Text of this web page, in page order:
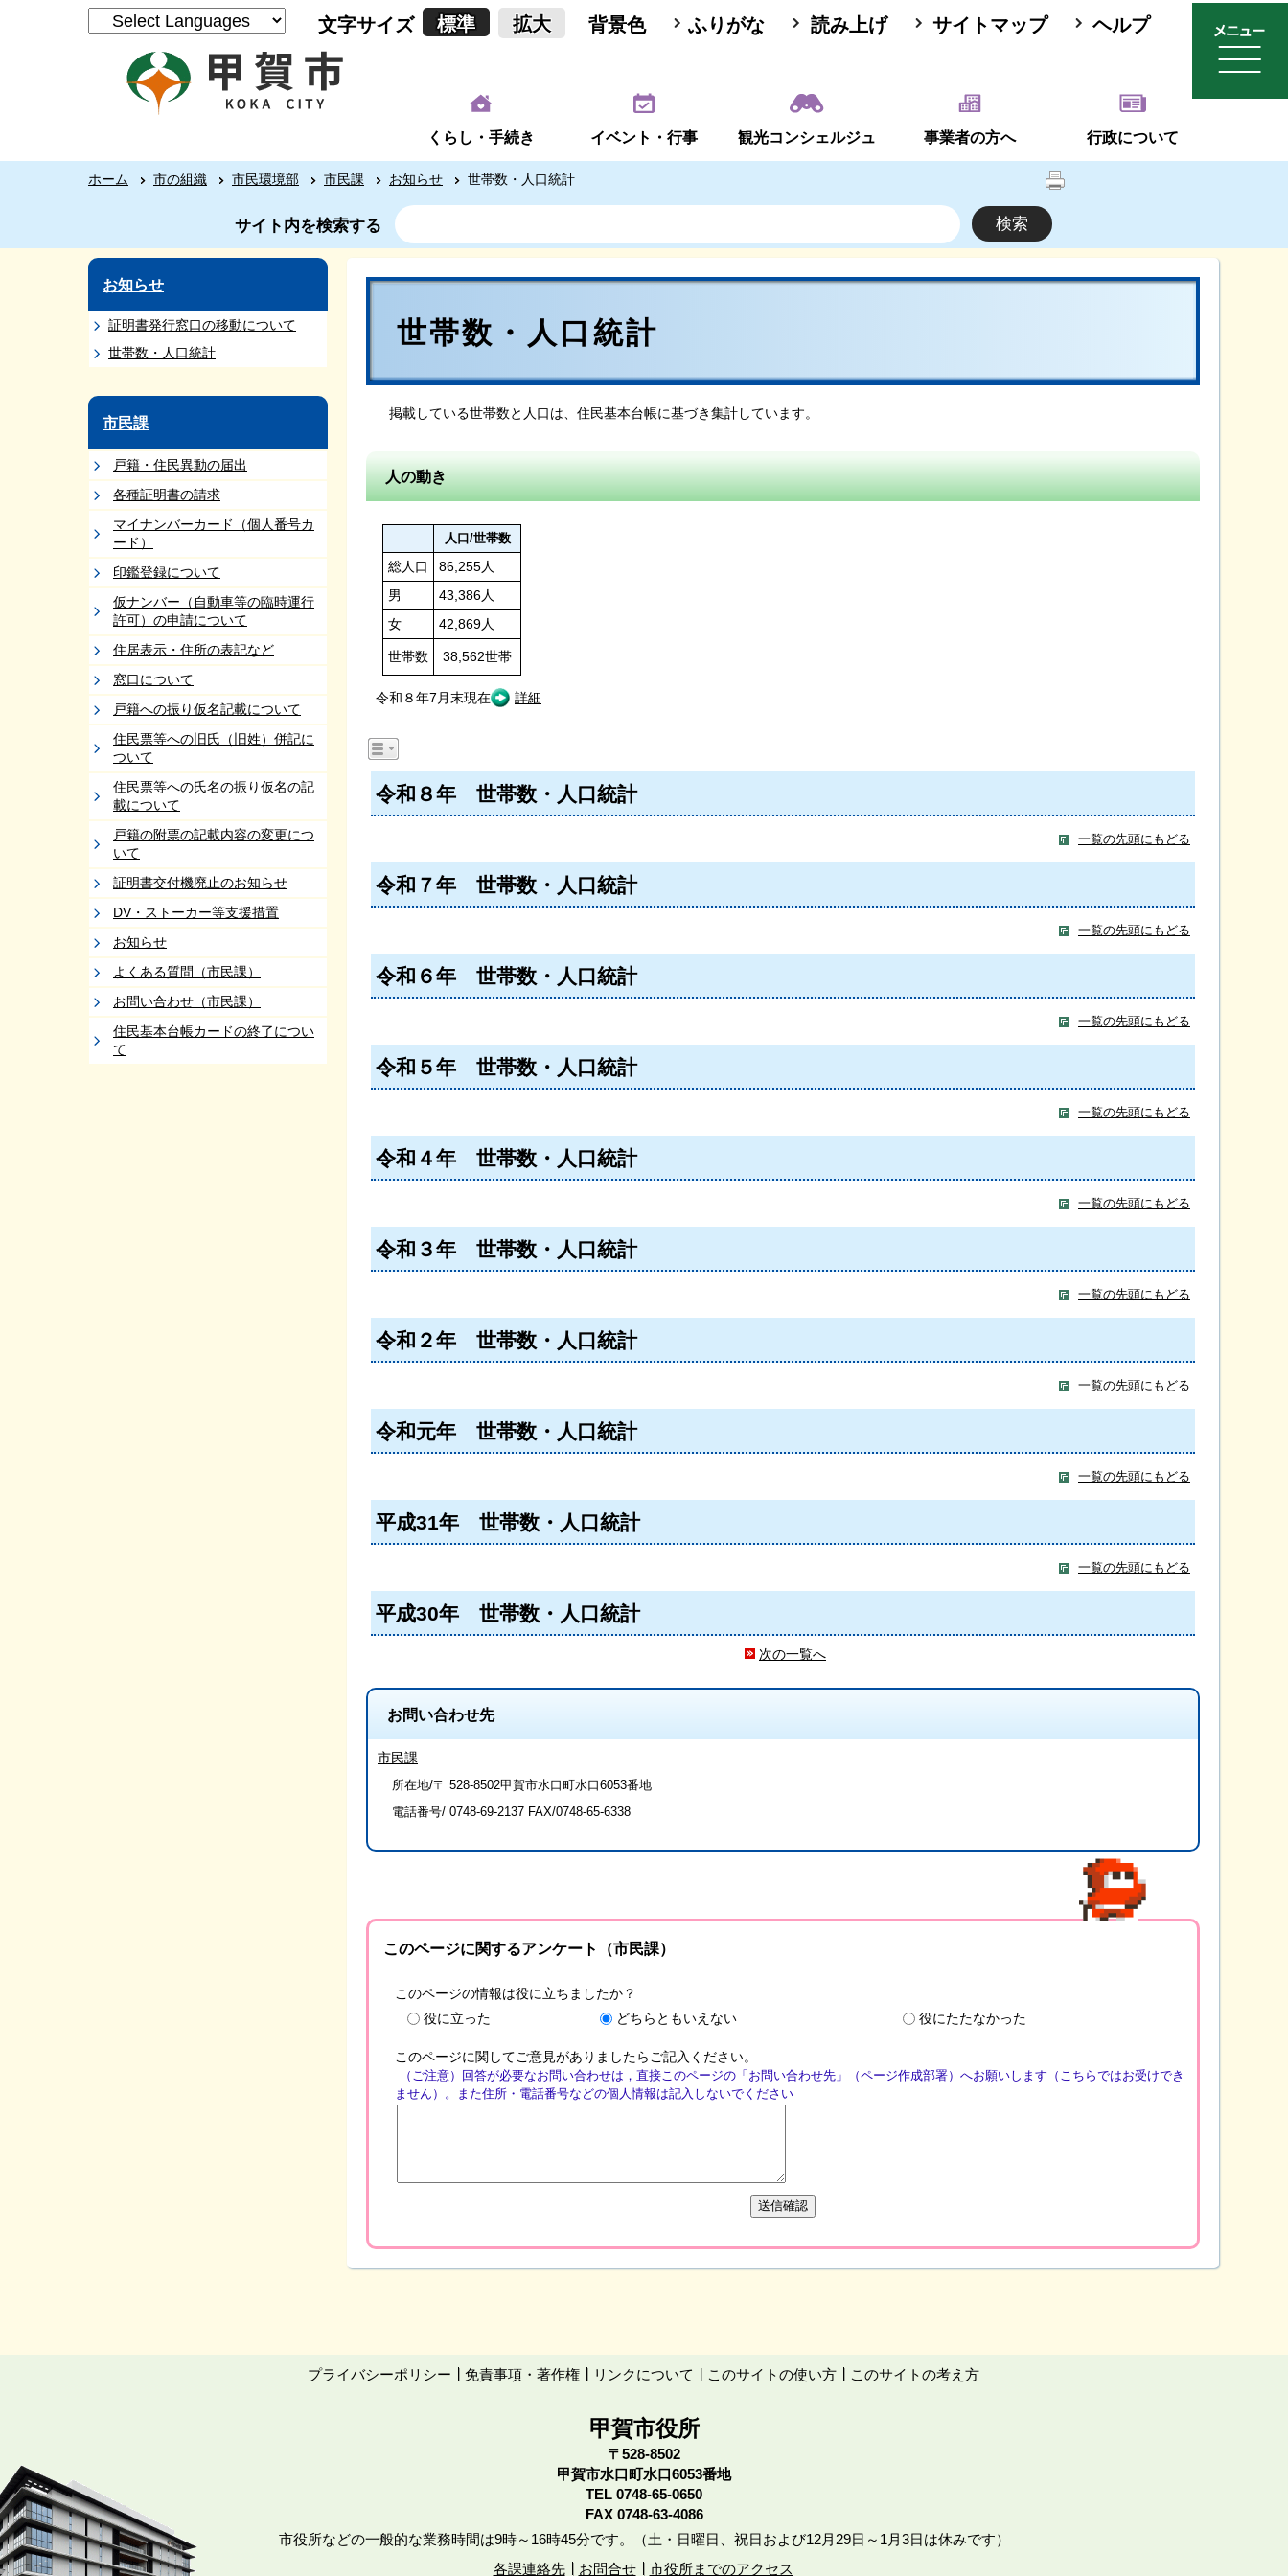
文字サイズ 標準 拡大 背景色 ふりがな 読み上げ サイトマップ ヘルプ
くらし・手続き イベント・行事 観光コンシェルジュ 事業者の方へ 行政について
ホーム 市の組織 市民環境部 市民課 お知らせ 世帯数・人口統計
サイト内を検索する
お知らせ
証明書発行窓口の移動について
世帯数・人口統計
市民課
戸籍・住民異動の届出
各種証明書の請求
マイナンバーカード（個人番号カ
ード）
印鑑登録について
仮ナンバー（自動車等の臨時運行
許可）の申請について
住居表示・住所の表記など
窓口について
戸籍への振り仮名記載について
住民票等への旧氏（旧姓）併記に
ついて
住民票等への氏名の振り仮名の記
載について
戸籍の附票の記載内容の変更につ
いて
証明書交付機廃止のお知らせ
DV・ストーカー等支援措置
お知らせ
よくある質問（市民課）
お問い合わせ（市民課）
住民基本台帳カードの終了につい
て
世帯数・人口統計
掲載している世帯数と人口は、住民基本台帳に基づき集計しています。
人の動き
人口/世帯数
総人口
86,255人
男
43,386人
女
42,869人
世帯数 38,562世帯
令和８年7月末現在 詳細
令和８年 世帯数・人口統計
一覧の先頭にもどる
令和７年 世帯数・人口統計
一覧の先頭にもどる
令和６年 世帯数・人口統計
一覧の先頭にもどる
令和５年 世帯数・人口統計
一覧の先頭にもどる
令和４年 世帯数・人口統計
一覧の先頭にもどる
令和３年 世帯数・人口統計
一覧の先頭にもどる
令和２年 世帯数・人口統計
一覧の先頭にもどる
令和元年 世帯数・人口統計
一覧の先頭にもどる
平成31年 世帯数・人口統計
一覧の先頭にもどる
平成30年 世帯数・人口統計
次の一覧へ
お問い合わせ先
市民課
所在地/〒 528-8502甲賀市水口町水口6053番地
電話番号/ 0748-69-2137 FAX/0748-65-6338
このページに関するアンケート（市民課）
このページの情報は役に立ちましたか？
役に立った
どちらともいえない 役にたたなかった
このページに関してご意見がありましたらご記入ください。
（ご注意）回答が必要なお問い合わせは，直接このページの「お問い合わせ先」（ページ作成部署）へお願いします（こちらではお受けでき
ません）。また住所・電話番号などの個人情報は記入しないでください
プライバシーポリシー 免責事項・著作権 リンクについて このサイトの使い方 このサイトの考え方
甲賀市役所
〒528-8502
甲賀市水口町水口6053番地
TEL 0748-65-0650
FAX 0748-63-4086
市役所などの一般的な業務時間は9時～16時45分です。（土・日曜日、祝日および12月29日～1月3日は休みです）
各課連絡先
お問合せ 市役所までのアクセス